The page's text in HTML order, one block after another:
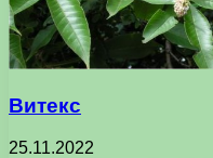
Витекс
25.11.2022